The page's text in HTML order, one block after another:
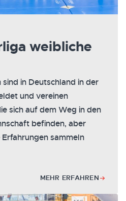
weibliche
sind in Deutschland in der
und vereinen
sich auf dem Weg in den
befinden, aber
sammeln
MEHR ERFAHREN